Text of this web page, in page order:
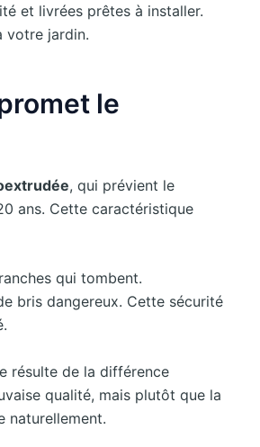
et livrées prêtes à installer.
votre jardin.
le
, qui prévient le
ans. Cette caractéristique
qui tombent.
bris dangereux. Cette sécurité
résulte de la différence
qualité, mais plutôt que la
naturellement.